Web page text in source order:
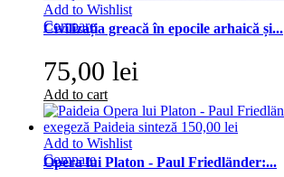
Add to Wishlist
Compare
Civilizația greacă în epocile arhaică și...
75,00 lei
Add to cart
Add to Wishlist
Compare
Opera lui Platon - Paul Friedländer:...